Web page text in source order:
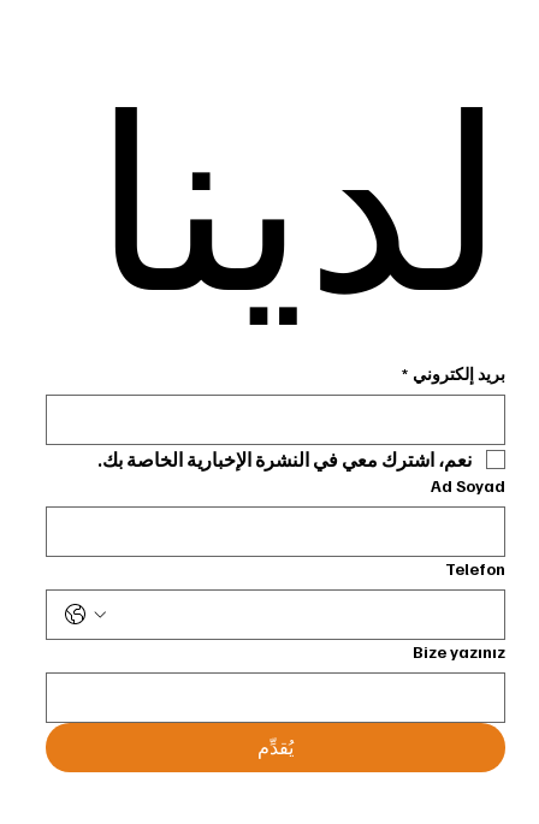
لدينا
بريد إلكتروني *
نعم، اشترك معي في النشرة الإخبارية الخاصة بك.
Ad Soyad
Telefon
Bize yazınız
يُقدِّم